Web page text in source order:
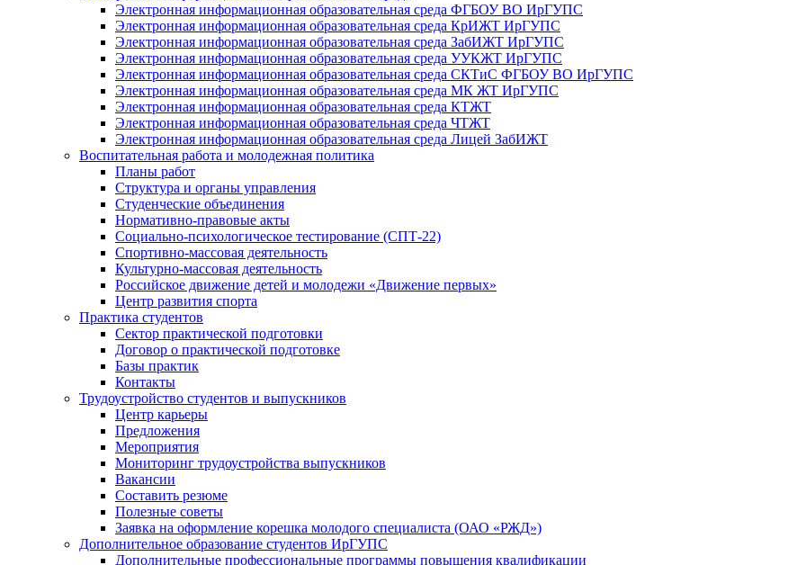
Электронная информационная образовательная среда ФГБОУ ВО ИрГУПС
Электронная информационная образовательная среда КрИЖТ ИрГУПС
Электронная информационная образовательная среда ЗабИЖТ ИрГУПС
Электронная информационная образовательная среда УУКЖТ ИрГУПС
Электронная информационная образовательная среда СКТиС ФГБОУ ВО ИрГУПС
Электронная информационная образовательная среда МК ЖТ ИрГУПС
Электронная информационная образовательная среда КТЖТ
Электронная информационная образовательная среда ЧТЖТ
Электронная информационная образовательная среда Лицей ЗабИЖТ
Воспитательная работа и молодежная политика
Планы работ
Структура и органы управления
Студенческие объединения
Нормативно-правовые акты
Социально-психологическое тестирование (СПТ-22)
Спортивно-массовая деятельность
Культурно-массовая деятельность
Российское движение детей и молодежи «Движение первых»
Центр развития спорта
Практика студентов
Сектор практической подготовки
Договор о практической подготовке
Базы практик
Контакты
Трудоустройство студентов и выпускников
Центр карьеры
Предложения
Мероприятия
Мониторинг трудоустройства выпускников
Вакансии
Составить резюме
Полезные советы
Заявка на оформление корешка молодого специалиста (ОАО «РЖД»)
Дополнительное образование студентов ИрГУПС
Дополнительные профессиональные программы повышения квалификации